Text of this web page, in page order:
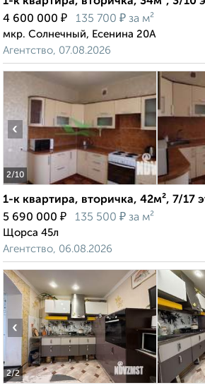
4 600 000 ₽ 135 700 ₽ за м²
мкр. Солнечный, Есенина 20А
Агентство, 07.08.2026
2/10
‹
1-к квартира, вторичка, 42м², 7/17
5 690 000 ₽ 135 500 ₽ за м²
Щорса 45л
Агентство, 06.08.2026
2/2
‹